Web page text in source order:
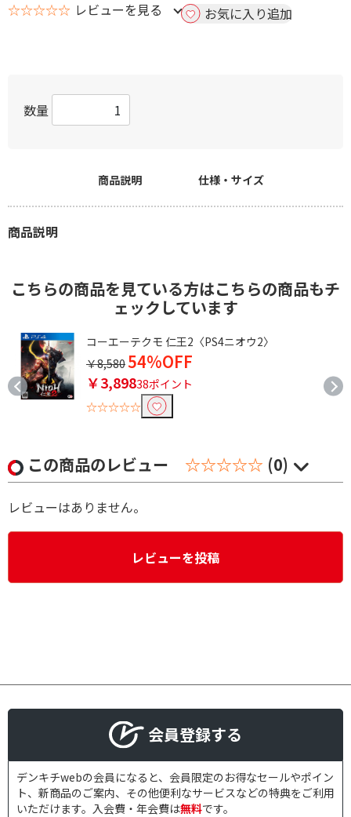
☆☆☆☆☆ レビューを見る お気に入り追加
数量
商品説明 仕様・サイズ
商品説明
こちらの商品を見ている方はこちらの商品もチ
ェックしています
コーエーテクモ 仁王2〈PS4ニオウ2〉
￥8,58054%OFF
￥3,89838ポイント
☆☆☆☆☆
この商品のレビュー ☆☆☆☆☆ (0)
レビューはありません。
レビューを投稿
会員登録する
デンキチwebの会員になると、会員限定のお得なセールやポイン
ト、新商品のご案内、その他便利なサービスなどの特典をご利用
いただけます。入会費・年会費は無料です。